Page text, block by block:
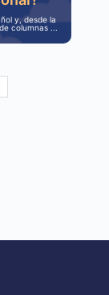
y, desde la
columnas ...